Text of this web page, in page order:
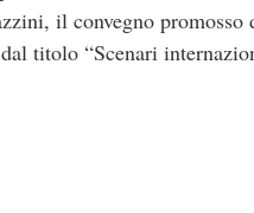
il convegno promosso
titolo “Scenari